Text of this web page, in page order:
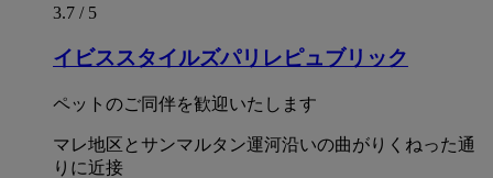
3.7 / 5
イビススタイルズパリレピュブリック
ペットのご同伴を歓迎いたします
マレ地区とサンマルタン運河沿いの曲がりくねった通
りに近接